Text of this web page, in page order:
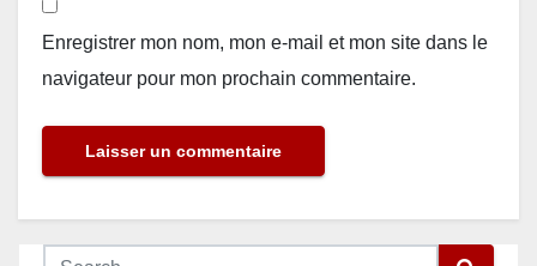
Enregistrer mon nom, mon e-mail et mon site dans le
navigateur pour mon prochain commentaire.